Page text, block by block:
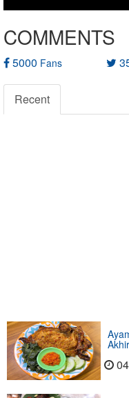
COMMENTS
5000 Fans
Recent